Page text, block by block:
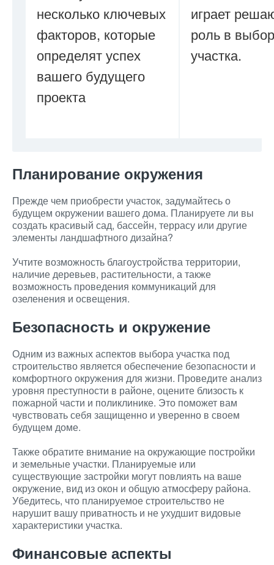
несколько ключевых
факторов, которые
определят успех
вашего будущего
проекта
играет
роль в
участка.
Планирование окружения
Прежде чем приобрести участок, задумайтесь о
будущем окружении вашего дома. Планируете ли вы
создать красивый сад, бассейн, террасу или другие
элементы ландшафтного дизайна?
Учтите возможность благоустройства территории,
наличие деревьев, растительности, а также
возможность проведения коммуникаций для
озеленения и освещения.
Безопасность и окружение
Одним из важных аспектов выбора участка под
строительство является обеспечение безопасности и
комфортного окружения для жизни. Проведите анализ
уровня преступности в районе, оцените близость к
пожарной части и поликлинике. Это поможет вам
чувствовать себя защищенно и уверенно в своем
будущем доме.
Также обратите внимание на окружающие постройки
и земельные участки. Планируемые или
существующие застройки могут повлиять на ваше
окружение, вид из окон и общую атмосферу района.
Убедитесь, что планируемое строительство не
нарушит вашу приватность и не ухудшит видовые
характеристики участка.
Финансовые аспекты